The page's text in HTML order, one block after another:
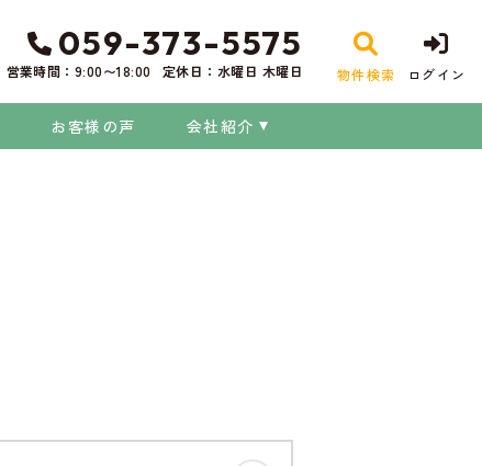
059-373-5575
営業時間：9:00〜18:00 定休日：水曜日 木曜日 物件検索 ログイン
お客様の声 会社紹介